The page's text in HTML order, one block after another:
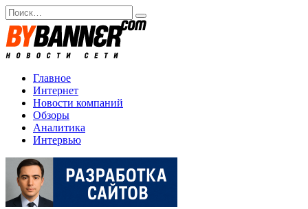
Перейти
к
содержанию
Search
for:
Главное
Интернет
Новости компаний
Обзоры
Аналитика
Интервью